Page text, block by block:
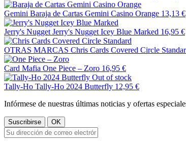
Gemini Baraja de Cartas Gemini Casino Orange 13,13 €
Jerry's Nugget Jerry's Nugget Icey Blue Marked 16,95 €
OTRAS MARCAS Chris Cards Covered Circle
Card Mafia One Piece – Zoro 16,95 €
Out of stock
Tally-Ho Tally-Ho 2024 Butterfly 12,95 €
Infórmese de nuestras últimas noticias y ofertas